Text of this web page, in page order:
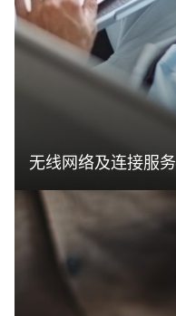
无线网络及连接服务